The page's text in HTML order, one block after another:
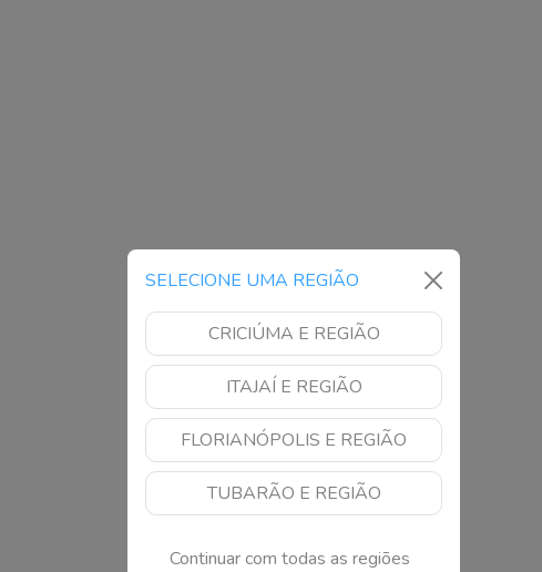
SELECIONE UMA REGIÃO
CRICIÚMA E REGIÃO
ITAJAÍ E REGIÃO
FLORIANÓPOLIS E REGIÃO
TUBARÃO E REGIÃO
Continuar com todas as regiões